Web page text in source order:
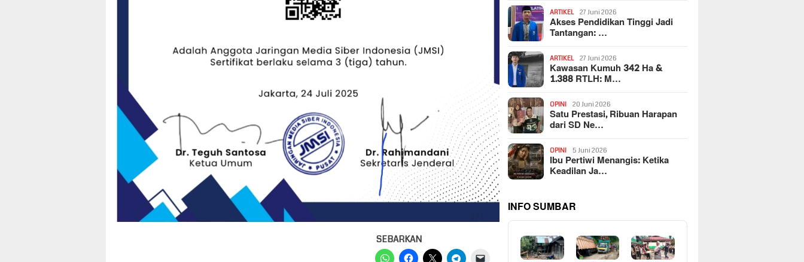
SEBARKAN
ARTIKEL 27 Juni 2026
Akses Pendidikan Tinggi Jadi
Tantangan: …
ARTIKEL 27 Juni 2026
Kawasan Kumuh 342 Ha &
1.388 RTLH: M…
OPINI 20 Juni 2026
Satu Prestasi, Ribuan Harapan
dari SD Ne…
OPINI 5 Juni 2026
Ibu Pertiwi Menangis: Ketika
Keadilan Ja…
INFO SUMBAR